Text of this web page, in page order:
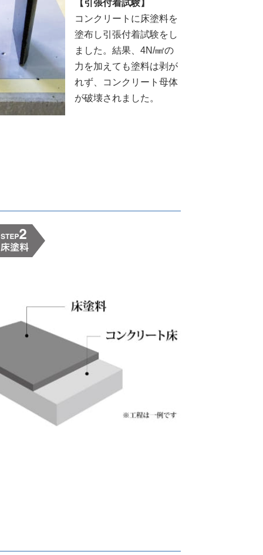
【引張付着試験】
コンクリートに床塗料を
塗布し引張付着試験をし
ました。結果、4N/㎟の
力を加えても塗料は剥が
れず、コンクリート母体
が破壊されました。